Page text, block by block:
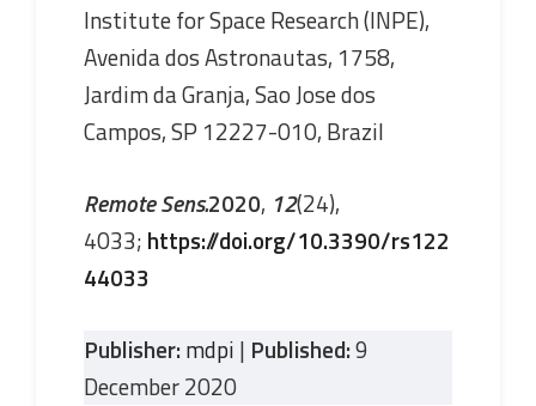
Institute for Space Research (INPE),
Avenida dos Astronautas, 1758,
Jardim da Granja, Sao Jose dos
Campos, SP 12227-010, Brazil
Remote Sens.2020, 12(24),
4033; https://doi.org/10.3390/rs122
44033
Publisher: mdpi | Published:9
December 2020